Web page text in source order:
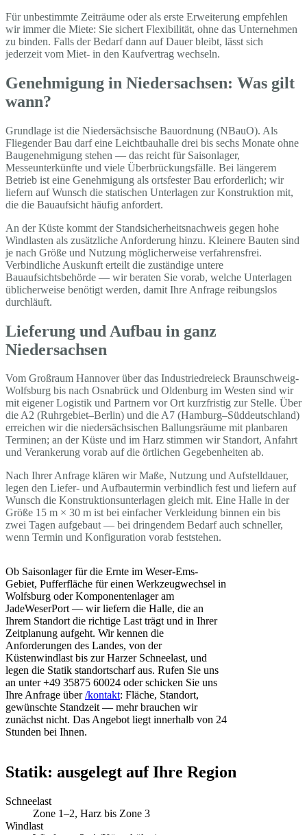
Für unbestimmte Zeiträume oder als erste Erweiterung empfehlen
wir immer die Miete: Sie sichert Flexibilität, ohne das Unternehmen
zu binden. Falls der Bedarf dann auf Dauer bleibt, lässt sich
jederzeit vom Miet- in den Kaufvertrag wechseln.
Genehmigung in Niedersachsen: Was gilt
wann?
Grundlage ist die Niedersächsische Bauordnung (NBauO). Als
Fliegender Bau darf eine Leichtbauhalle drei bis sechs Monate ohne
Baugenehmigung stehen — das reicht für Saisonlager,
Messeunterkünfte und viele Überbrückungsfälle. Bei längerem
Betrieb ist eine Genehmigung als ortsfester Bau erforderlich; wir
liefern auf Wunsch die statischen Unterlagen zur Konstruktion mit,
die die Bauaufsicht häufig anfordert.
An der Küste kommt der Standsicherheitsnachweis gegen hohe
Windlasten als zusätzliche Anforderung hinzu. Kleinere Bauten sind
je nach Größe und Nutzung möglicherweise verfahrensfrei.
Verbindliche Auskunft erteilt die zuständige untere
Bauaufsichtsbehörde — wir beraten Sie vorab, welche Unterlagen
üblicherweise benötigt werden, damit Ihre Anfrage reibungslos
durchläuft.
Lieferung und Aufbau in ganz
Niedersachsen
Vom Großraum Hannover über das Industriedreieck Braunschweig-
Wolfsburg bis nach Osnabrück und Oldenburg im Westen sind wir
mit eigener Logistik und Partnern vor Ort kurzfristig zur Stelle. Über
die A2 (Ruhrgebiet–Berlin) und die A7 (Hamburg–Süddeutschland)
erreichen wir die niedersächsischen Ballungsräume mit planbaren
Terminen; an der Küste und im Harz stimmen wir Standort, Anfahrt
und Verankerung vorab auf die örtlichen Gegebenheiten ab.
Nach Ihrer Anfrage klären wir Maße, Nutzung und Aufstelldauer,
legen den Liefer- und Aufbautermin verbindlich fest und liefern auf
Wunsch die Konstruktionsunterlagen gleich mit. Eine Halle in der
Größe 15 m × 30 m ist bei einfacher Verkleidung binnen ein bis
zwei Tagen aufgebaut — bei dringendem Bedarf auch schneller,
wenn Termin und Konfiguration vorab feststehen.
Ob Saisonlager für die Ernte im Weser-Ems-
Gebiet, Pufferfläche für einen Werkzeugwechsel in
Wolfsburg oder Komponentenlager am
JadeWeserPort — wir liefern die Halle, die an
Ihrem Standort die richtige Last trägt und in Ihrer
Zeitplanung aufgeht. Wir kennen die
Anforderungen des Landes, von der
Küstenwindlast bis zur Harzer Schneelast, und
legen die Statik standortscharf aus. Rufen Sie uns
an unter +49 35875 60024 oder schicken Sie uns
Ihre Anfrage über/kontakt: Fläche, Standort,
gewünschte Standzeit — mehr brauchen wir
zunächst nicht. Das Angebot liegt innerhalb von 24
Stunden bei Ihnen.
Statik: ausgelegt auf Ihre Region
Schneelast
Zone 1–2, Harz bis Zone 3
Windlast